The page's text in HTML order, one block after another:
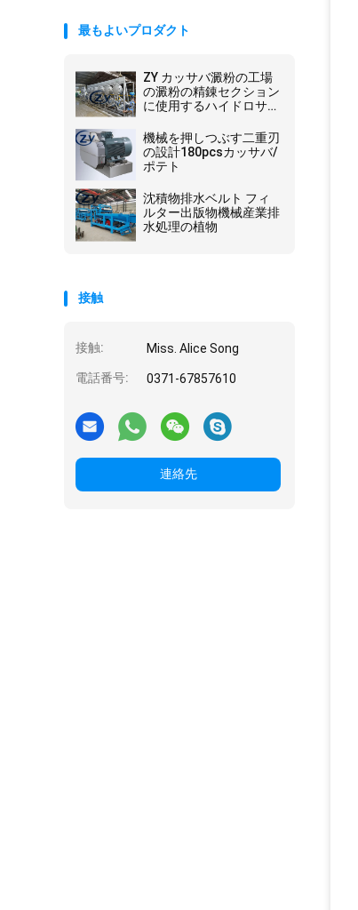
最もよいプロダクト
ZY カッサバ澱粉の工場
の澱粉の精錬セクション
に使用するハイドロサイ
機械を押しつぶす二重刃
の設計180pcsカッサバ/
ポテト
沈積物排水ベルト フィ
ルター出版物機械産業排
水処理の植物
接触
接触: Miss. Alice Song
電話番号: 0371-67857610
連絡先